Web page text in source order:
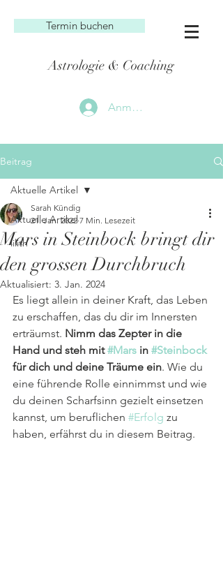
Termin buchen
Astrologie & Coaching
Anmelden
Beitrag
Aktuelle Artikel
lilith
Aktuelle Artikel
Mars in Steinbock bringt dir
den grossen Durchbruch
Sarah Kündig
21. Jan. 2022 7 Min. Lesezeit
Aktualisiert: 3. Jan. 2024
Es liegt allein in deiner Kraft, das Leben
zu erschaffen, das du dir im Innersten
erträumst. Nimm das Zepter in die
Hand und steh mit #Mars in #Steinbock
für dich und deine Träume ein. Wie du
eine führende Rolle einnimmst und wie
du deinen Scharfsinn gezielt einsetzen
kannst, um beruflichen #Erfolg zu
haben, erfährst du in diesem Beitrag.